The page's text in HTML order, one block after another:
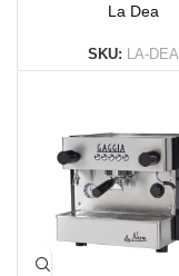
La Dea
SKU: LA-DEA